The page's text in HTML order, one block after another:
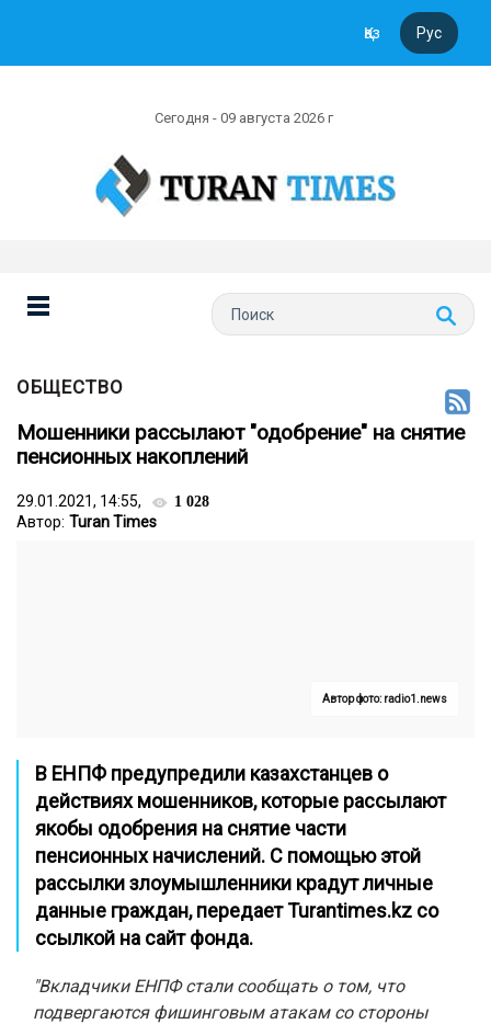
Қаз Рус
Сегодня - 09 августа 2026 г
ОБЩЕСТВО
Мошенники рассылают "одобрение" на снятие
пенсионных накоплений
29.01.2021, 14:55, 1 028
Автор: Turan Times
Автор фото: radio1.news
В ЕНПФ предупредили казахстанцев о
действиях мошенников, которые рассылают
якобы одобрения на снятие части
пенсионных начислений. С помощью этой
рассылки злоумышленники крадут личные
данные граждан, передаетTurantimes.kz со
ссылкой на сайт фонда.
"Вкладчики ЕНПФ стали сообщать о том, что
подвергаются фишинговым атакам со стороны